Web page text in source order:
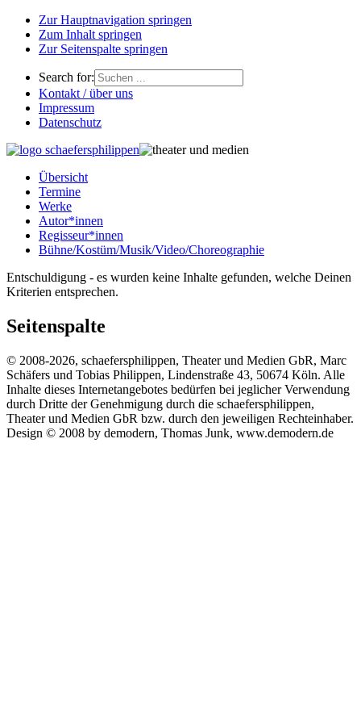
Zur Hauptnavigation springen
Zum Inhalt springen
Zur Seitenspalte springen
Search for:
Kontakt / über uns
Impressum
Datenschutz
Übersicht
Termine
Werke
Autor*innen
Regisseur*innen
Bühne/Kostüm/Musik/Video/Choreographie
Entschuldigung - es wurden keine Inhalte gefunden, welche Deinen
Kriterien entsprechen.
Seitenspalte
© 2008-2026, schaefersphilippen, Theater und Medien GbR, Marc
Schäfers und Tobias Philippen, Lindenstraße 43, 50674 Köln. Alle
Inhalte dieses Internetangebotes bedürfen bei jeglicher Verwendung
durch Dritte der Genehmigung durch die schaefersphilippen,
Theater und Medien GbR bzw. durch den jeweiligen Rechteinhaber.
Design © 2008 by demodern, Thomas Junk, www.demodern.de